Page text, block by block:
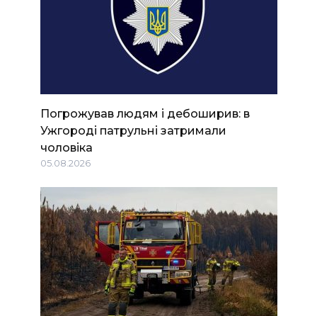
Погрожував людям і дебоширив: в
Ужгороді патрульні затримали
чоловіка
05.08.2026